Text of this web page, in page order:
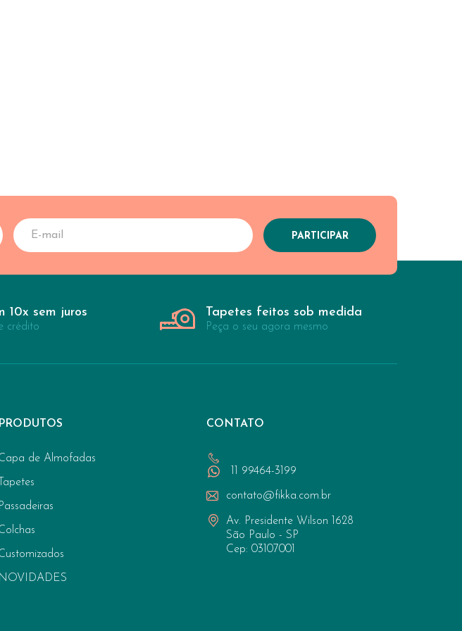
10x sem juros
crédito
Tapetes feitos sob medida
Peça o seu agora mesmo
PRODUTOS
de Almofadas
Tapetes
Passadeiras
NOVIDADES
CONTATO
11 99464-3199
contato@fikka.com.br
Av. Presidente Wilson 1628
São Paulo - SP
Cep: 03107001